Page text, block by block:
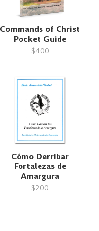
Commands of Christ
Pocket Guide
$4.00
Cómo Derribar
Fortalezas de
Amargura
$2.00